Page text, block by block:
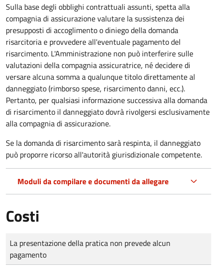
Sulla base degli obblighi contrattuali assunti, spetta alla
compagnia di assicurazione valutare la sussistenza dei
presupposti di accoglimento o diniego della domanda
risarcitoria e provvedere all'eventuale pagamento del
risarcimento. L'Amministrazione non può interferire sulle
valutazioni della compagnia assicuratrice, né decidere di
versare alcuna somma a qualunque titolo direttamente al
danneggiato (rimborso spese, risarcimento danni, ecc.).
Pertanto, per qualsiasi informazione successiva alla domanda
di risarcimento il danneggiato dovrà rivolgersi esclusivamente
alla compagnia di assicurazione.
Se la domanda di risarcimento sarà respinta, il danneggiato
può proporre ricorso all'autorità giurisdizionale competente.
Moduli da compilare e documenti da allegare
Costi
Tipo di pagamento
Importo
La presentazione della pratica non prevede alcun
pagamento